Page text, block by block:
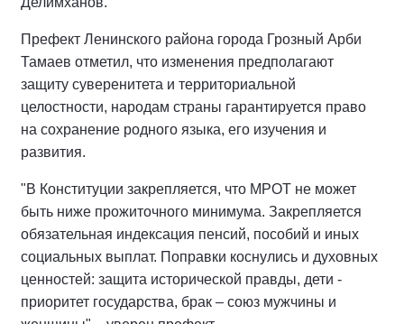
Префект Ленинского района города Грозный Арби
Тамаев отметил, что изменения предполагают
защиту суверенитета и территориальной
целостности, народам страны гарантируется право
на сохранение родного языка, его изучения и
развития.
"В Конституции закрепляется, что МРОТ не может
быть ниже прожиточного минимума. Закрепляется
обязательная индексация пенсий, пособий и иных
социальных выплат. Поправки коснулись и духовных
ценностей: защита исторической правды, дети -
приоритет государства, брак – союз мужчины и